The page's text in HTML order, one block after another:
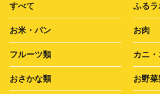
すべて ふる
お米・パン お肉
フルーツ類 カニ
おさかな類 お野菜